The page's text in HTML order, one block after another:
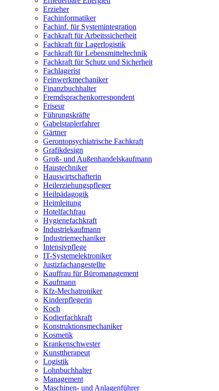
Erzieher
Fachinformatiker
Fachinf. für Systemintegration
Fachkraft für Arbeitssicherheit
Fachkraft für Lagerlogistik
Fachkraft für Lebensmitteltechnik
Fachkraft für Schutz und Sicherheit
Fachlagerist
Feinwerkmechaniker
Finanzbuchhalter
Fremdsprachenkorrespondent
Friseur
Führungskräfte
Gabelstaplerfahrer
Gärtner
Gerontopsychiatrische Fachkraft
Grafikdesign
Groß- und Außenhandelskaufmann
Haustechniker
Hauswirtschafterin
Heilerziehungspfleger
Heilpädagogik
Heimleitung
Hotelfachfrau
Hygienefachkraft
Industriekaufmann
Industriemechaniker
Intensivpflege
IT-Systemelektroniker
Justizfachangestellte
Kauffrau für Büromanagement
Kaufmann
Kfz-Mechatroniker
Kinderpflegerin
Koch
Kodierfachkraft
Konstruktionsmechaniker
Kosmetik
Krankenschwester
Kunsttherapeut
Logistik
Lohnbuchhalter
Management
Maschinen- und Anlagenführer